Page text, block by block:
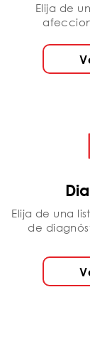
Elija de
Elija de una
de